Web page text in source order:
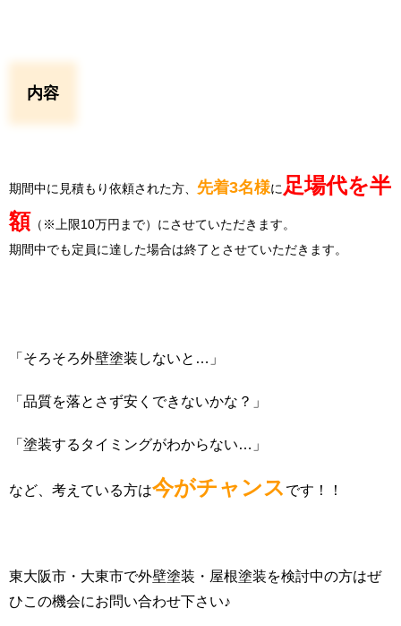
内容
期間中に見積もり依頼された方、 先着3名様に 足場代を半
額 （※上限10万円まで）にさせていただきます。
期間中でも定員に達した場合は終了とさせていただきます。
「そろそろ外壁塗装しないと…」
「品質を落とさず安くできないかな？」
「塗装するタイミングがわからない…」
など、考えている方は今がチャンス です！！
東大阪市・大東市で外壁塗装・屋根塗装を検討中の方はぜ
ひこの機会にお問い合わせ下さい♪